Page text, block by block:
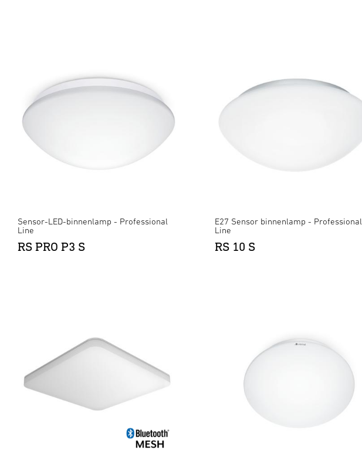
Sensor-LED-binnenlamp - Professional
Line
RS PRO P3 S
E27 Sensor binnenlamp - Professional
Line
RS 10 S